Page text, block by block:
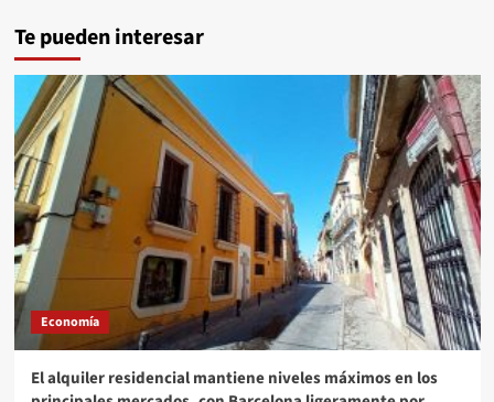
Te pueden interesar
Economía
El alquiler residencial mantiene niveles máximos en los